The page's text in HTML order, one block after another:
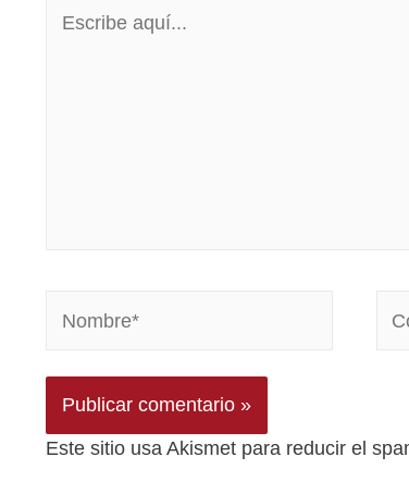
Este sitio usa Akismet para reducir el